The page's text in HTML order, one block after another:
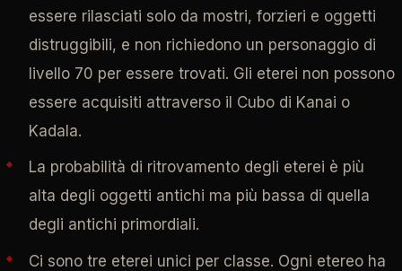
essere rilasciati solo da mostri, forzieri e oggetti
distruggibili, e non richiedono un personaggio di
livello 70 per essere trovati. Gli eterei non possono
essere acquisiti attraverso il Cubo di Kanai o
Kadala.
La probabilità di ritrovamento degli eterei è più
alta degli oggetti antichi ma più bassa di quella
degli antichi primordiali.
Ci sono tre eterei unici per classe. Ogni etereo ha